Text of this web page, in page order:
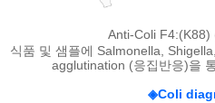
Anti-Coli F4:(K88)
식품 및 샘플에 Salmonella,
agglutination (응집반응)을
◈Coli